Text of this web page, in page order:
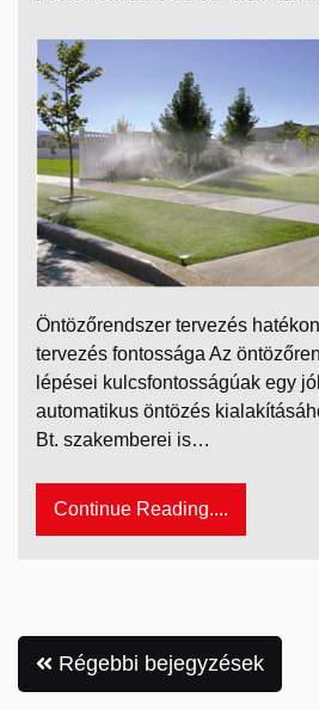
Öntözőrendszer tervezés
tervezés fontossága Az
lépései kulcsfontosságúak egy
automatikus öntözés
Bt. szakemberei is…
Continue Reading....
Bejegyzés
Régebbi bejegyzések